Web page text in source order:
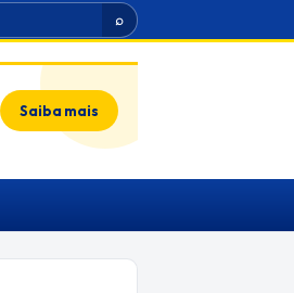
⌕
Saiba mais